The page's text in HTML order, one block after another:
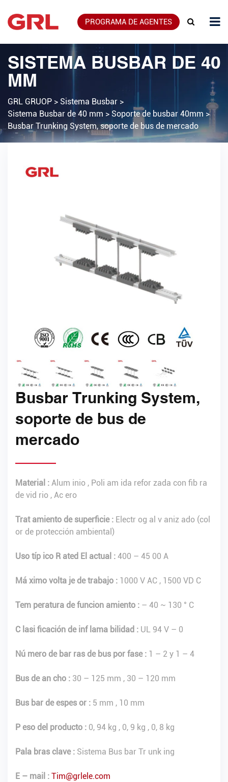
PROGRAMA DE AGENTES
SISTEMA BUSBAR DE 40
MM
GRL GRUOP > Sistema Busbar >
Sistema Busbar de 40 mm > Soporte de busbar 40mm >
Busbar Trunking System, soporte de bus de mercado
Busbar Trunking System,
soporte de bus de
mercado
Material : Alum inio , Poli am ida refor zada con fib ra
de vid rio , Ac ero
Trat amiento de superficie : Electr og al v aniz ado (col
or de protección ambiental)
Uso típ ico R ated El actual : 400 – 45 00 A
Má ximo volta je de trabajo : 1000 V AC , 1500 VD C
Tem peratura de funcion amiento : – 40 ~ 130 ° C
C lasi ficación de inf lama bilidad : UL 94 V – 0
Nú mero de bar ras de bus por fase : 1 – 2 y 1 – 4
Bus de an cho : 30 – 125 mm , 30 – 120 mm
Bus bar de espes or : 5 mm , 10 mm
P eso del producto : 0, 94 kg , 0, 9 kg , 0, 8 kg
Pala bras clave : Sistema Bus bar Tr unk ing
E – mail : Tim@grlele.com